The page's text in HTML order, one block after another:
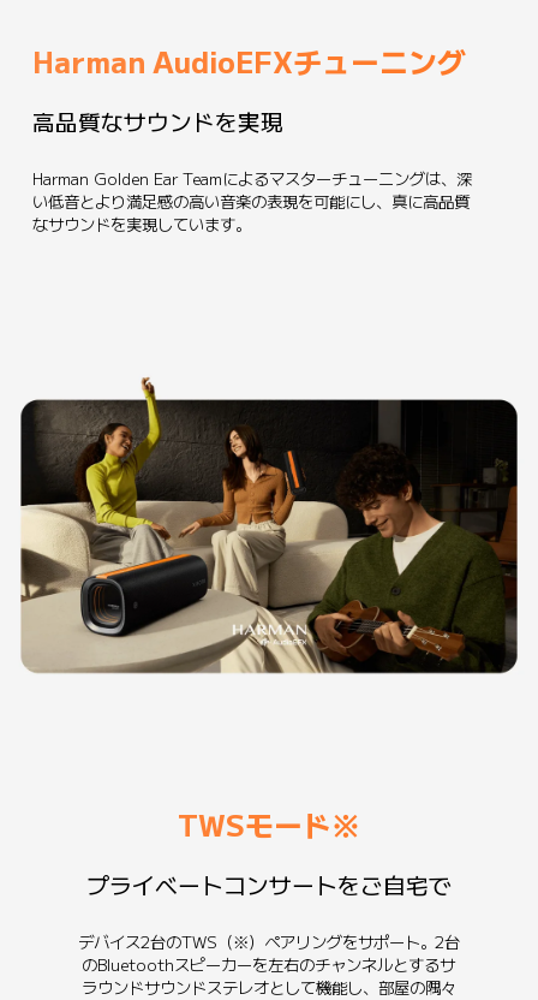
Harman AudioEFXチューニング
高品質なサウンドを実現
Harman Golden Ear Teamによるマスターチューニングは、深
い低音とより満足感の高い音楽の表現を可能にし、真に高品質
なサウンドを実現しています。
TWSモード※
プライベートコンサートをご自宅で
デバイス2台のTWS（※）ペアリングをサポート。2台
のBluetoothスピーカーを左右のチャンネルとするサ
ラウンドサウンドステレオとして機能し、部屋の隅々